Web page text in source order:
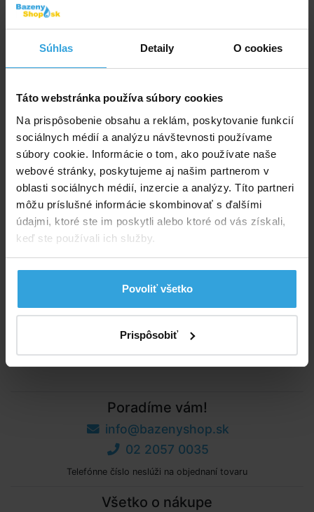
Súhlas Detaily O cookies
Táto webstránka používa súbory cookies
Na prispôsobenie obsahu a reklám, poskytovanie funkcií
sociálnych médií a analýzu návštevnosti používame
súbory cookie. Informácie o tom, ako používate naše
webové stránky, poskytujeme aj našim partnerom v
oblasti sociálnych médií, inzercie a analýzy. Títo partneri
môžu príslušné informácie skombinovať s ďalšími
údajmi, ktoré ste im poskytli alebo ktoré od vás získali,
keď ste používali ich služby.
Povoliť všetko
Prispôsobiť
Priebežná pracka na tkaloun rolla.
E-shop:Skladom > 10 ks v stredu u vás
1,32 EUR bez DPH 1,63 EUR
Do košíka
Spýtajte sa predavača
Podrobný popis
Rozmer pracky 2,4 × 3,3 cm, na tkaloun do šírky
2,2 cm.
Poradíme vám!
info@bazenyshop.sk
02 2057 0035
Telefónne číslo neslúži na objednaní tovaru
Všetko o nákupe